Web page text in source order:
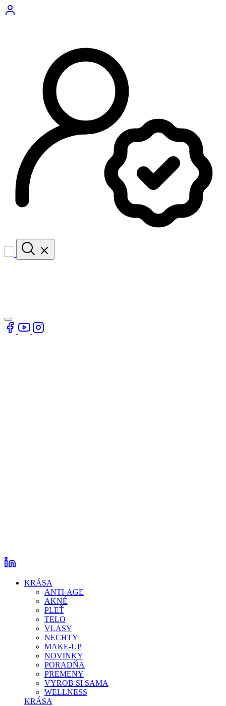
KRÁSA
ANTI-AGE
AKNÉ
PLEŤ
TELO
VLASY
NECHTY
MAKE-UP
NOVINKY
PORADŇA
PREMENY
VYROB SI SAMA
WELLNESS
KRÁSA